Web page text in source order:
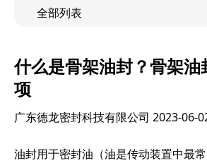
全部列表
什么是骨架油封？骨架
项
广东德龙密封科技有限公司 2023-06-
油封用于密封油（油是传动装置中最